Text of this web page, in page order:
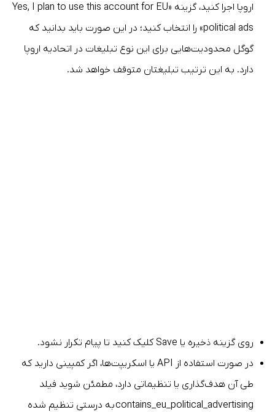
اروپا اجرا کنید، گزینه «Yes, I plan to use this account for EU
political ads» را انتخاب کنید؛ در این صورت باید بدانید که
گوگل محدودیت‌هایی برای این نوع تبلیغات در اتحادیه اروپا
دارد. به این ترتیب تبلیغتان متوقف خواهد شد.
روی گزینه ذخیره یا Save کلیک کنید تا پیام تکرار نشود.
در صورت استفاده از API یا اسکریپت‌ها، اگر کمپینی دارید که
طی آن هدف‌گذاری یا تنظیماتی دارد، مطمئن شوید فیلد
contains_eu_political_advertising به درستی تنظیم شده